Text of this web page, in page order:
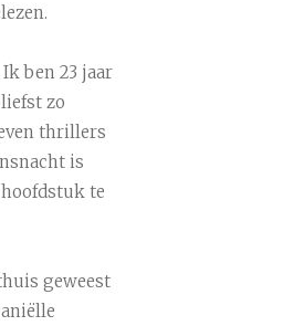
ben 23 jaar
zo
thrillers
is
te
geweest